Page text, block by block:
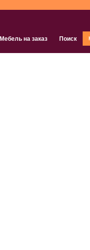
Мебель на заказ Поиск